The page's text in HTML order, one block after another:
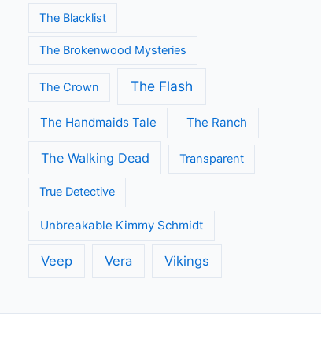
The Blacklist
The Brokenwood Mysteries
The Crown The Flash
The Handmaids Tale The Ranch
The Walking Dead Transparent
True Detective
Unbreakable Kimmy Schmidt
Veep Vera Vikings